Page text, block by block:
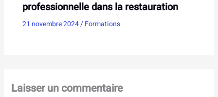
professionnelle dans la restauration
21 novembre 2024/Formations
Laisser un commentaire